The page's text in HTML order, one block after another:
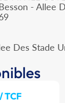
- Allee
Des Stade
TCF